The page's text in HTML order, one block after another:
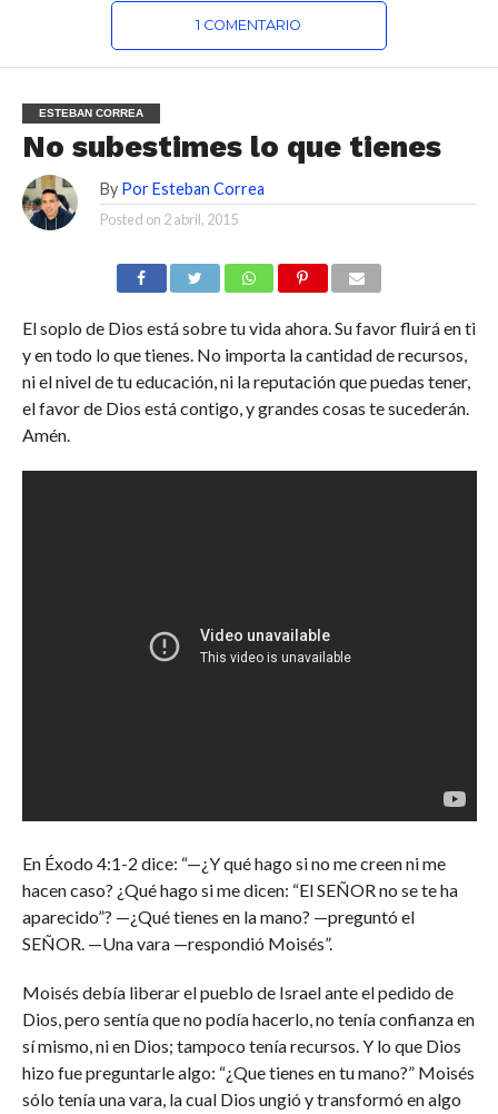
1 COMENTARIO
ESTEBAN CORREA
No subestimes lo que tienes
By Por Esteban Correa
Posted on 2 abril, 2015
El soplo de Dios está sobre tu vida ahora. Su favor fluirá en ti
y en todo lo que tienes. No importa la cantidad de recursos,
ni el nivel de tu educación, ni la reputación que puedas tener,
el favor de Dios está contigo, y grandes cosas te sucederán.
Amén.
En Éxodo 4:1-2 dice: “—¿Y qué hago si no me creen ni me
hacen caso? ¿Qué hago si me dicen: “El SEÑOR no se te ha
aparecido”? —¿Qué tienes en la mano? —preguntó el
SEÑOR. —Una vara —respondió Moisés”.
Moisés debía liberar el pueblo de Israel ante el pedido de
Dios, pero sentía que no podía hacerlo, no tenía confianza en
sí mismo, ni en Dios; tampoco tenía recursos. Y lo que Dios
hizo fue preguntarle algo: “¿Que tienes en tu mano?” Moisés
sólo tenía una vara, la cual Dios ungió y transformó en algo